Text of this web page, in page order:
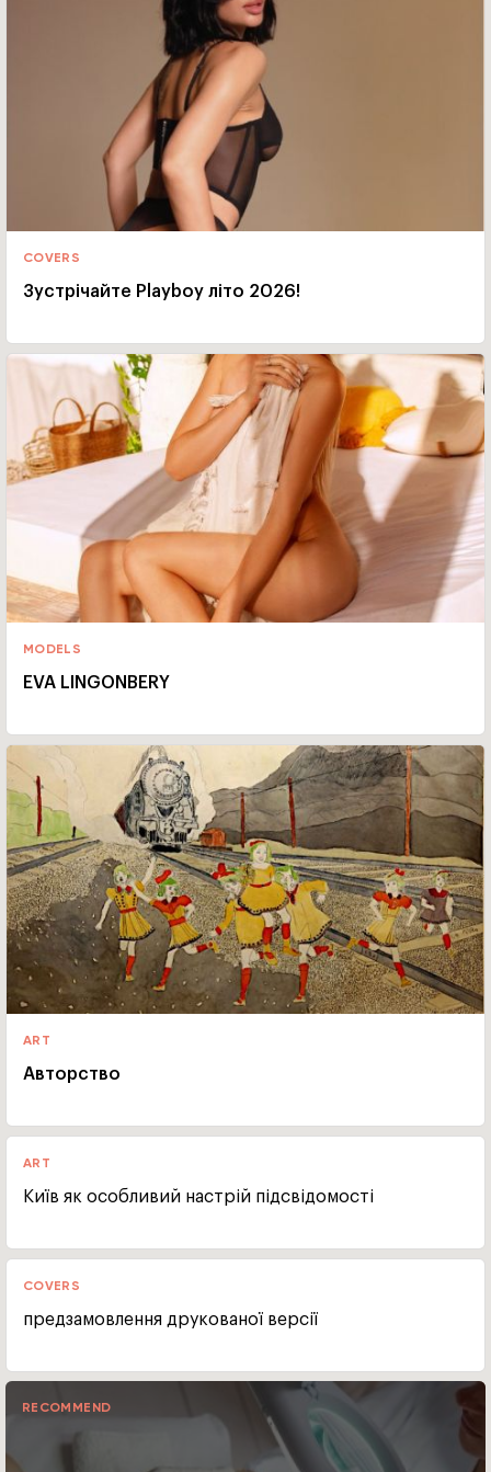
COVERS
Зустрічайте Playboy літо 2026!
MODELS
EVA LINGONBERY
ART
Авторство
ART
Київ як особливий настрій підсвідомості
COVERS
предзамовлення друкованої версії
RECOMMEND